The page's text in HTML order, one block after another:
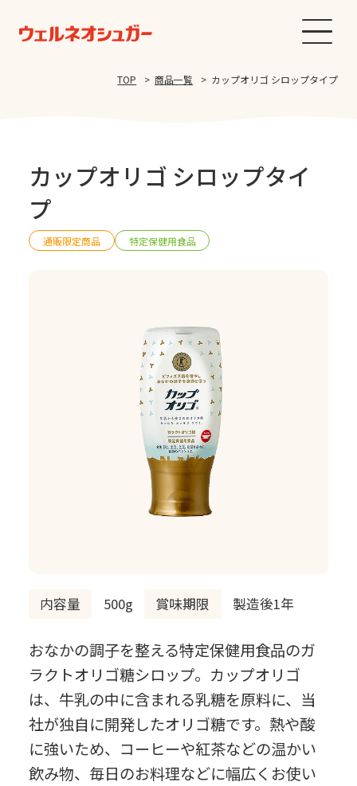
TOP 商品一覧 カップオリゴ シロップタイプ
カップオリゴ シロップタイ
プ
通販限定商品 特定保健用食品
内容量 500g 賞味期限 製造後1年
おなかの調子を整える特定保健用食品のガ
ラクトオリゴ糖シロップ。カップオリゴ
は、牛乳の中に含まれる乳糖を原料に、当
社が独自に開発したオリゴ糖です。熱や酸
に強いため、コーヒーや紅茶などの温かい
飲み物、毎日のお料理などに幅広くお使い